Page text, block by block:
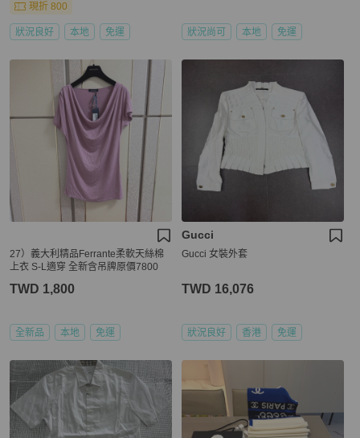
現折 800
狀況良好 本地 免運 狀況尚可 本地 免運
27）義大利精品Ferrante柔軟天絲棉
上衣 S-L適穿 全新含吊牌原價7800
TWD 1,800
全新品 本地 免運
Gucci
Gucci 女裝外套
TWD 16,076
狀況良好 香港 免運